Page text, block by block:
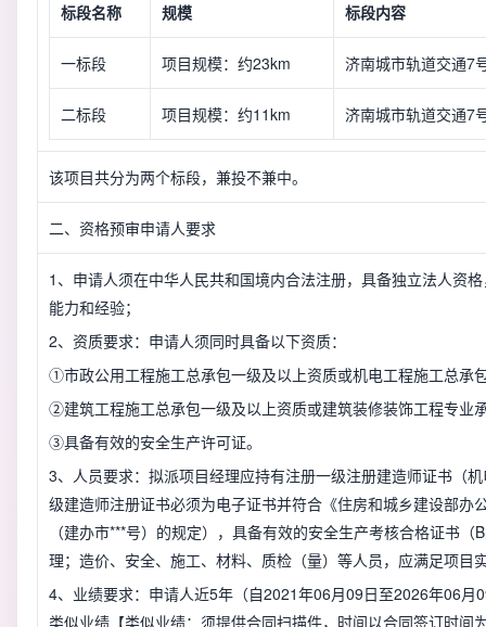
标段名称 规模 标段内容
一标段 项目规模：约23km 济南城市轨道交通7
二标段 项目规模：约11km 济南城市轨道交通7
该项目共分为两个标段，兼投不兼中。
二、资格预审申请人要求
1、申请人须在中华人民共和国境内合法注册，具备独立法人资
能力和经验；
2、资质要求：申请人须同时具备以下资质：
①市政公用工程施工总承包一级及以上资质或机电工程施工总承
②建筑工程施工总承包一级及以上资质或建筑装修装饰工程专业
③具备有效的安全生产许可证。
3、人员要求：拟派项目经理应持有注册一级注册建造师证书（
级建造师注册证书必须为电子证书并符合《住房和城乡建设部
（建办市***号）的规定），具备有效的安全生产考核合格证书
理；造价、安全、施工、材料、质检（量）等人员，应满足项目
4、业绩要求：申请人近5年（自2021年06月09日至2026年06
类似业绩【类似业绩：须提供合同扫描件，时间以合同签订时间